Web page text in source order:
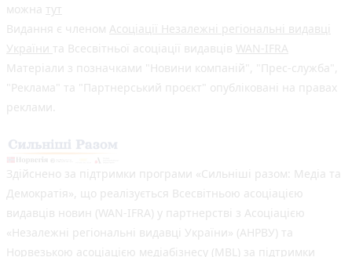
можна тут
Видання є членом Асоціації Незалежні регіональні видавці
України та Всесвітньої асоціації видавців WAN-IFRA
Матеріали з позначками "Новини компаній", "Прес-служба",
"Реклама" та "Партнерський проєкт" опубліковані на правах
реклами.
Здійснено за підтримки програми «Сильніші разом: Медіа та
Демократія», що реалізується Всесвітньою асоціацією
видавців новин (WAN-IFRA) у партнерстві з Асоціацією
«Незалежні регіональні видавці України» (АНРВУ) та
Норвезькою асоціацією медіабізнесу (MBL) за підтримки